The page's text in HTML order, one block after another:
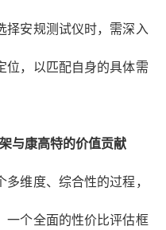
择安规测试仪时，需深入
位，以匹配自身的具体需
与康高特的价值贡献
维度、综合性的过程，
一个全面的性价比评估框